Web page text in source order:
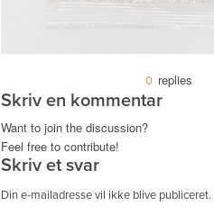
0 replies
Skriv en kommentar
Want to join the discussion?
Feel free to contribute!
Skriv et svar
Din e-mailadresse vil ikke blive publiceret.